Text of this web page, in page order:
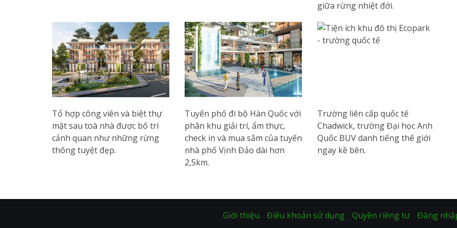
giữa rừng nhiệt đới.
Tổ hợp công viên và biệt thự
mặt sau toà nhà được bố trí
cảnh quan như những rừng
thông tuyệt đẹp.
Tuyến phố đi bộ Hàn Quốc với
phân khu giải trí, ẩm thực,
check in và mua sắm của tuyến
nhà phố Vịnh Đảo dài hơn
2,5km.
Trường liên cấp quốc tế
Chadwick, trường Đại học Anh
Quốc BUV danh tiếng thế giới
ngay kề bên.
Giới thiệu Điều khoản sử dụng Quyền riêng tư
Đăng